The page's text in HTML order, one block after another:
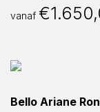
vanaf €
Bello Ariane